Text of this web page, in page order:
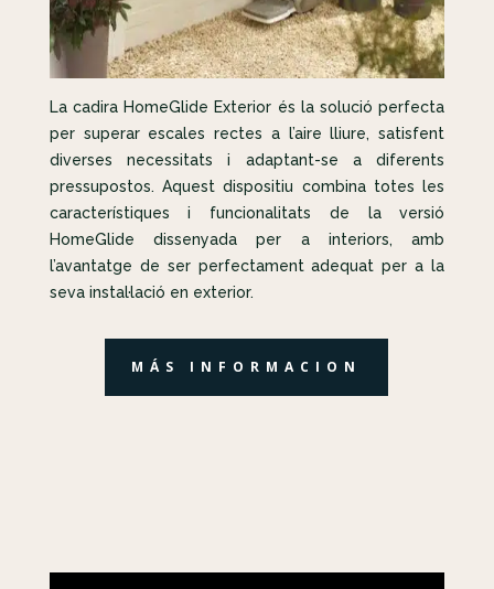
La cadira HomeGlide Exterior és la solució perfecta
per superar escales rectes a l’aire lliure, satisfent
diverses necessitats i adaptant-se a diferents
pressupostos. Aquest dispositiu combina totes les
característiques i funcionalitats de la versió
HomeGlide dissenyada per a interiors, amb
l’avantatge de ser perfectament adequat per a la
seva instal·lació en exterior.
MÁS INFORMACION